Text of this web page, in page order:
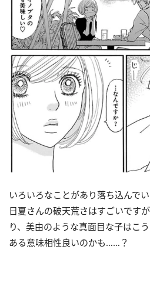
いろいろなことがあり落ち込んで
日夏さんの破天荒さはすごいです
り、美由のような真面目な子はこ
ある意味相性良いのかも……？